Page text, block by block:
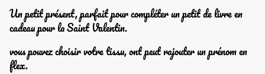
Un petit présent, parfait pour compléter un petit de livre en
cadeau pour la Saint Valentin.
vous pouvez choisir votre tissu, ont peut rajouter un prénom en
flex.